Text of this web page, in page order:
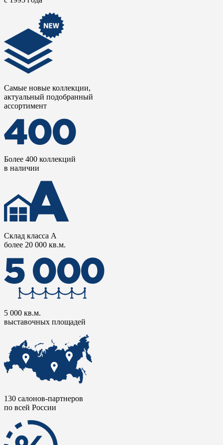
Самые новые коллекции,
актуальный подобранный
ассортимент
Более 400 коллекций
в наличии
Склад класса А
более 20 000 кв.м.
5 000 кв.м.
выставочных площадей
130 салонов-партнеров
по всей России